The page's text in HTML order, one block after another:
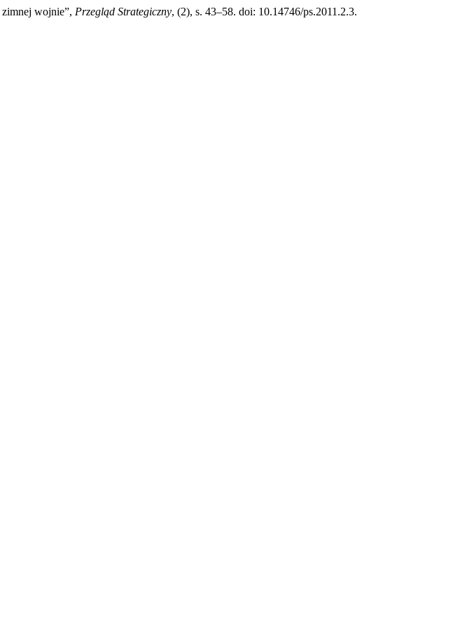
wojnie”, Przegląd Strategiczny, (2), s. 43–58. doi: 10.14746/ps.2011.2.3.